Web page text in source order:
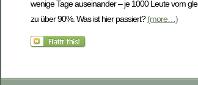
wenige Tage auseinander – je 1000 Leute vom
zu über 90%. Was ist hier passiert?(more…)